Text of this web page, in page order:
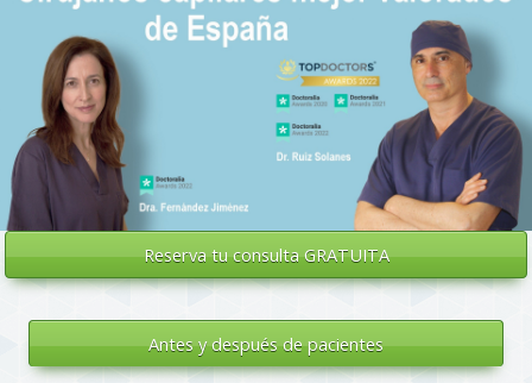
Reserva tuconsulta GRATUITA
Antes y después de pacientes